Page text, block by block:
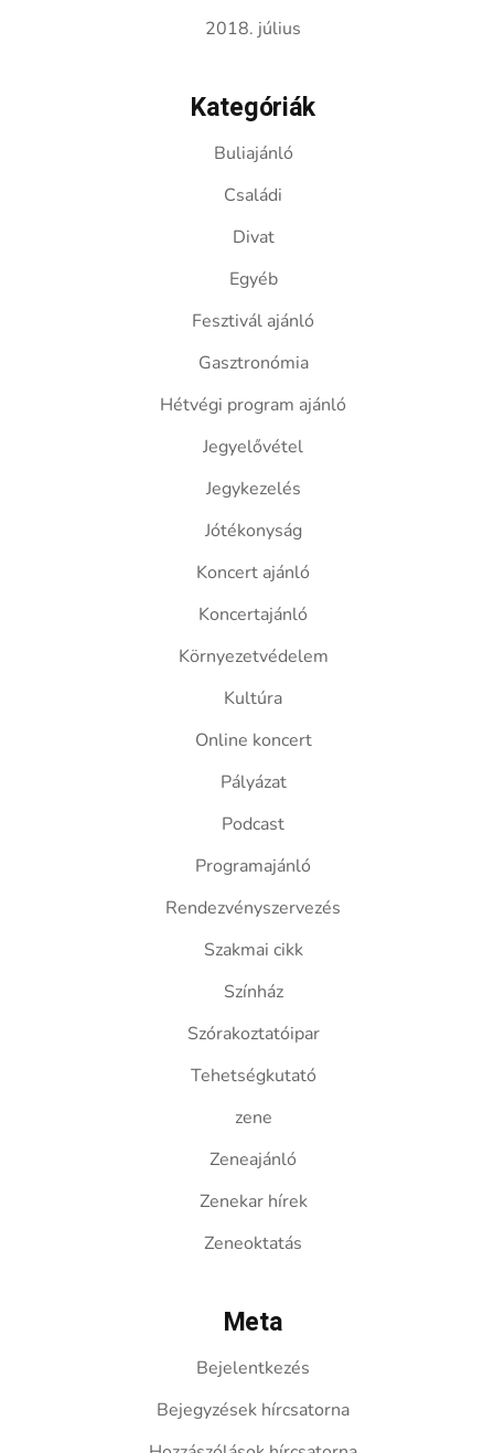
2018. július
Kategóriák
Buliajánló
Családi
Divat
Egyéb
Fesztivál ajánló
Gasztronómia
Hétvégi program ajánló
Jegyelővétel
Jegykezelés
Jótékonyság
Koncert ajánló
Koncertajánló
Környezetvédelem
Kultúra
Online koncert
Pályázat
Podcast
Programajánló
Rendezvényszervezés
Szakmai cikk
Színház
Szórakoztatóipar
Tehetségkutató
zene
Zeneajánló
Zenekar hírek
Zeneoktatás
Meta
Bejelentkezés
Bejegyzések hírcsatorna